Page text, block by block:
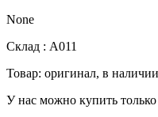
None
Склад : А011
Товар: оригинал, в
У нас можно купить